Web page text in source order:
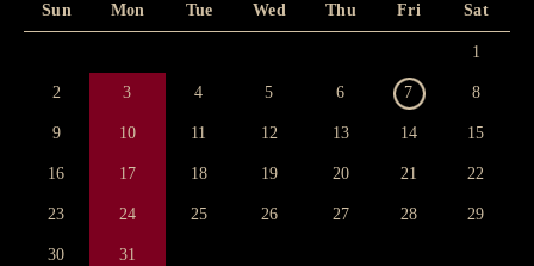
Sun
Mon Tue Wed Thu Fri Sat
1
2 3 4 5 6 7 8
9 10 11 12 13 14 15
16 17 18 19 20 21 22
23 24 25 26 27 28 29
30 31